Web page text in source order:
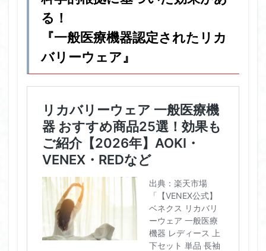
る！
『一般医療機器認定されたリカ
バリーウェア』